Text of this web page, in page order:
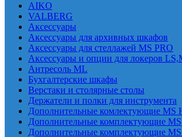
AIKO
VALBERG
Аксессуары
Аксессуары для архивных шкафов
Аксессуары для стеллажей MS PRO
Аксессуары и опции для локеров
Антресоль ML
Бухгалтерские шкафы
Верстаки и столярные столы
Держатели и полки для инструмента
Дополнительные комлектующие MS
Дополнительные комплектующие MS
Дополнительные комплектующие MS